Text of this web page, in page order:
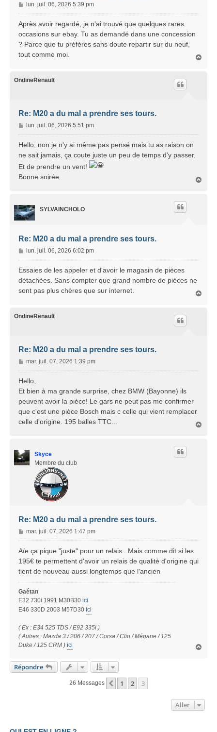
M
e
s
g
e
lun. juil. 06, 2026 5:39 pm
Après avoir regardé, je n'ai trouvé que quelques rares
occasions sur ebay. Tu as demandé dans une concession
? Parce que tu préfères sans doute repartir sur du neuf,
tout comme moi.
OndineRenault
Re: M20 a du mal a prendre ses tours.
M
e
s
g
e
lun. juil. 06, 2026 5:51 pm
Hello, non je n'y ai même pas pensé mais tu as raison on
ne sait jamais, ça coute juste un peu de temps d'y passer.
Et de prendre un vent!
Bonne soirée.
SYLVAINCHOLO
Re: M20 a du mal a prendre ses tours.
M
e
s
s
g
lun. juil. 06, 2026 6:02 pm
Essaies de les appeler et d'avoir le magasin de pièces
détachées. Sans compter que grand nombre de pièces ne
sont pas plus chères que sur internet.
OndineRenault
Re: M20 a du mal a prendre ses tours.
M
e
s
a
g
e
mar. juil. 07, 2026 1:39 pm
Hello,
Et bien à ma grande surprise, chez BMW (Bayonne) ils
peuvent avoir la pièce! Le gars ne peut pas me confirmer
que c'est une pièce Bosch mais c celle qui vient remplacer
celle d'origine. 195 balles TTC...
Skyce
Membre du club
Re: M20 a du mal a prendre ses tours.
M
e
s
a
g
e
mar. juil. 07, 2026 1:47 pm
Aïe ça pique "juste" pour un relais.. Mais comme dit si les
195€ te permettent d'avoir un relais de qualité d'origine qui
tient de nouveau aussi longtemps que l'ancien
Gaétan
E32 730i 1991 M30B30 ici
E46 330D 2003 M57D30 ici
( Ex : E34 525 TDS / E92 335i )
( Autres : Mazda 3 / 206 / 207 / Corsa / Clio / Mégane / 125
Duke / 125 CRM ) ici
Répondre
26 Messages Précédent
1 2 3
Aller